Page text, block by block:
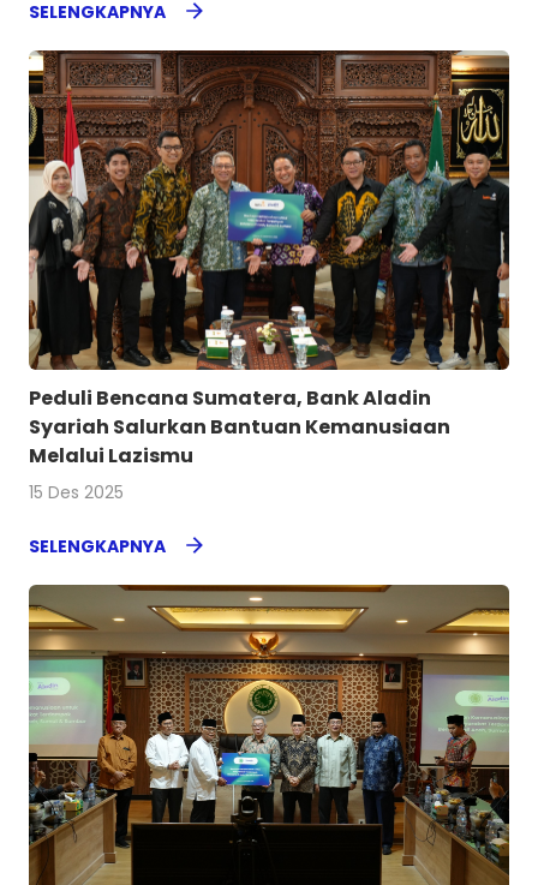
SELENGKAPNYA
Peduli Bencana Sumatera, Bank Aladin
Syariah Salurkan Bantuan Kemanusiaan
Melalui Lazismu
15 Des 2025
SELENGKAPNYA